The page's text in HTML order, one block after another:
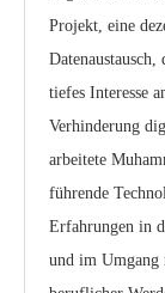
Projekt, eine
tiefes Interesse
Verhinderung
arbeitete
führende
Erfahrungen in
und im Umgang